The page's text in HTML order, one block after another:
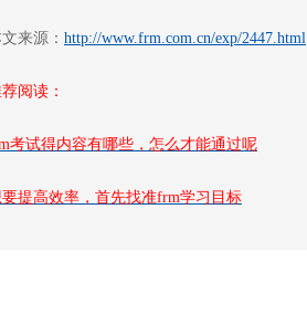
来源： http://www.frm.com.cn/exp/2447.html
阅读：
试得内容有哪些，怎么才能通过呢
提高效率，首先找准frm学习目标